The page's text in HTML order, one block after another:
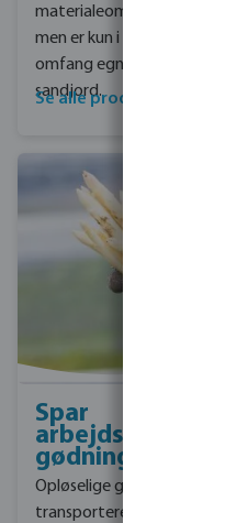
materialeomkostninger,
men er kun i begrænset
omfang egnet til
sandjord.
Se alle produkter til dryp
Spar
arbejdskraft og
gødning
Opløselige gødninger
transporteres direkte til